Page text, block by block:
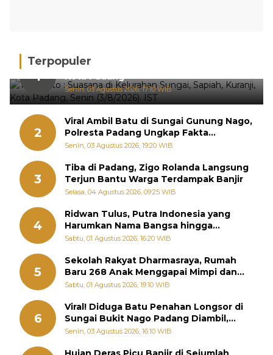
Terpopuler
1
Hujan Deras, 15 Titik Banjir Terdeteksi di
Kota Padang
Senin, 03 Agustus 2026, 17:10 WIB
2
Viral Ambil Batu di Sungai Gunung Nago,
Polresta Padang Ungkap Fakta
Sebenarnya
Senin, 03 Agustus 2026, 19:20 WIB
3
Tiba di Padang, Zigo Rolanda Langsung
Terjun Bantu Warga Terdampak Banjir
Selasa, 04 Agustus 2026, 09:25 WIB
4
Ridwan Tulus, Putra Indonesia yang
Harumkan Nama Bangsa hingga
Diabadikan dalam Buku Jepang
Sabtu, 01 Agustus 2026, 16:20 WIB
5
Sekolah Rakyat Dharmasraya, Rumah
Baru 268 Anak Menggapai Mimpi dan
Memutus Rantai Kemiskinan
Sabtu, 01 Agustus 2026, 19:10 WIB
6
Viral! Diduga Batu Penahan Longsor di
Sungai Bukit Nago Padang Diambil,
Warga Khawatir Bencana Terulang
Senin, 03 Agustus 2026, 16:10 WIB